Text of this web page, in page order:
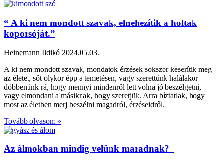
“ A ki nem mondott szavak, elnehezítik a holtak
koporsóját.”
Heinemann Ildikó 2024.05.03.
A ki nem mondott szavak, mondatok érzések sokszor keserítik meg
az életet, sőt olykor épp a temetésen, vagy szerettünk halálakor
döbbenünk rá, hogy mennyi mindenről lett volna jó beszélgetni,
vagy elmondani a másiknak, hogy szeretjük. Arra bíztatlak, hogy
most az életben merj beszélni magadról, érzéseidről.
Tovább olvasom »
Az álmokban mindig velünk maradnak?